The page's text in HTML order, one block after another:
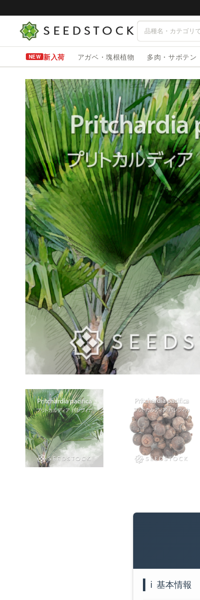
新入荷 アガベ・塊根植物 多肉・サボテン
ℹ️ 基本情報